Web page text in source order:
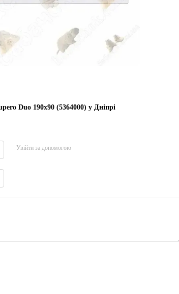
Duo 190x90 (5364000) у Дніпрі
Увійти за допомогою